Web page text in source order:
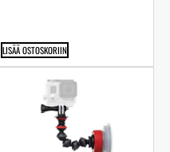
LISÄÄ OSTOSKORIIN